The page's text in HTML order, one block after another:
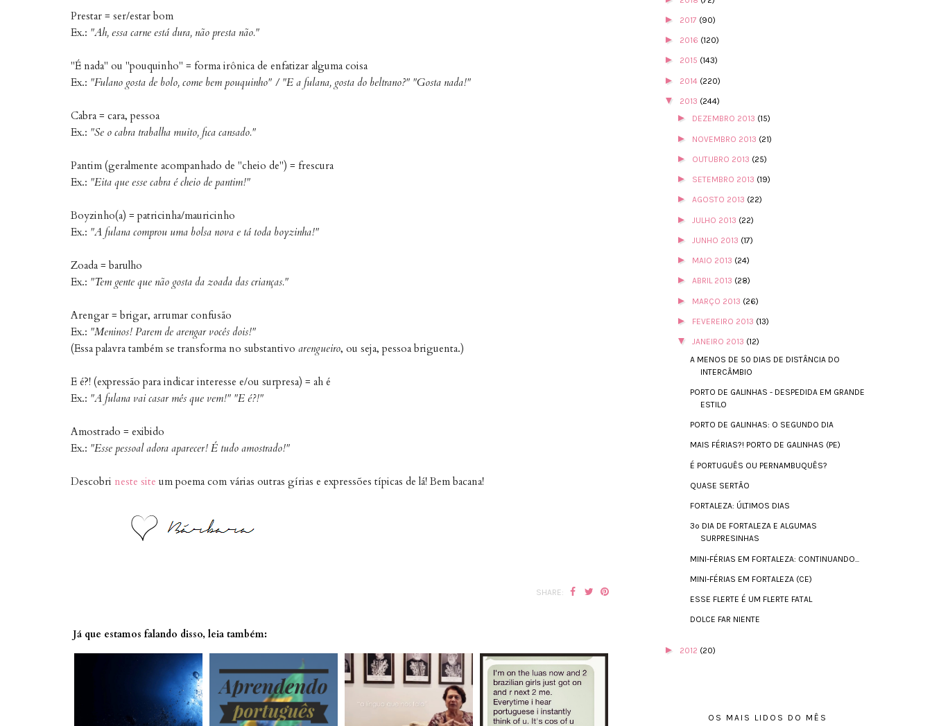
Prestar = ser/estar bom
Ex.: "Ah, essa carne está dura, não presta não."
"É nada" ou "pouquinho" = forma irônica de enfatizar alguma coisa
Ex.: "Fulano gosta de bolo, come bem pouquinho" / "E a fulana, gosta do beltrano?" "Gosta nada!"
Cabra = cara, pessoa
Ex.: "Se o cabra trabalha muito, fica cansado."
Pantim (geralmente acompanhado de "cheio de") = frescura
Ex.: "Eita que esse cabra é cheio de pantim!"
Boyzinho(a) = patricinha/mauricinho
Ex.: "A fulana comprou uma bolsa nova e tá toda boyzinha!"
Zoada = barulho
Ex.: "Tem gente que não gosta da zoada das crianças."
Arengar = brigar, arrumar confusão
Ex.: "Meninos! Parem de arengar vocês dois!"
(Essa palavra também se transforma no substantivo arengueiro, ou seja, pessoa briguenta.)
E é?! (expressão para indicar interesse e/ou surpresa) = ah é
Ex.: "A fulana vai casar mês que vem!" "E é?!"
Amostrado = exibido
Ex.: "Esse pessoal adora aparecer! É tudo amostrado!"
Descobri neste site um poema com várias outras gírias e expressões típicas de lá! Bem bacana!
SHARE:
Já que estamos falando disso, leia também:
► 2017 (90)
► 2016 (120)
► 2015 (143)
► 2014 (220)
▼ 2013 (244)
► DEZEMBRO 2013 (15)
► NOVEMBRO 2013 (21)
► OUTUBRO 2013 (25)
► SETEMBRO 2013 (19)
► AGOSTO 2013 (22)
► JULHO 2013 (22)
► JUNHO 2013 (17)
► MAIO 2013 (24)
► ABRIL 2013 (28)
► MARÇO 2013 (26)
► FEVEREIRO 2013 (13)
▼ JANEIRO 2013 (12)
A MENOS DE 50 DIAS DE DISTÂNCIA DO
INTERCÂMBIO
PORTO DE GALINHAS - DESPEDIDA EM GRANDE
ESTILO
PORTO DE GALINHAS: O SEGUNDO DIA
MAIS FÉRIAS?! PORTO DE GALINHAS (PE)
É PORTUGUÊS OU PERNAMBUQUÊS?
QUASE SERTÃO
FORTALEZA: ÚLTIMOS DIAS
3º DIA DE FORTALEZA E ALGUMAS
SURPRESINHAS
MINI-FÉRIAS EM FORTALEZA: CONTINUANDO...
MINI-FÉRIAS EM FORTALEZA (CE)
ESSE FLERTE É UM FLERTE FATAL
DOLCE FAR NIENTE
► 2012 (20)
OS MAIS LIDOS DO MÊS